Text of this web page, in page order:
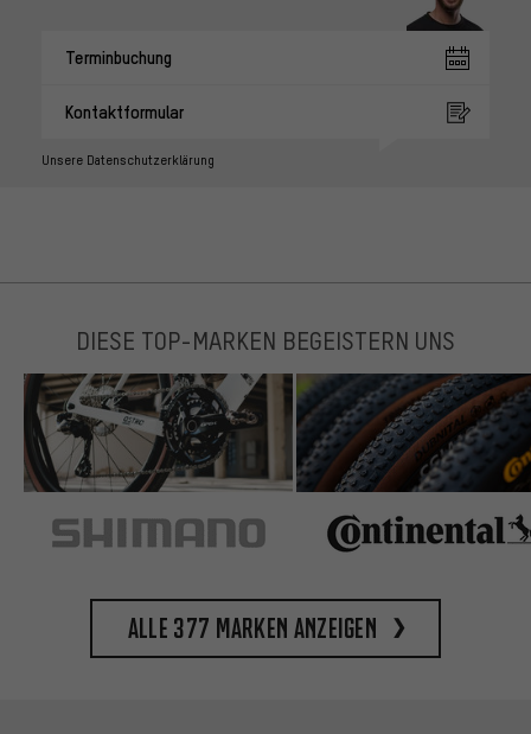
Terminbuchung
Kontaktformular
Unsere Datenschutzerklärung
DIESE TOP-MARKEN BEGEISTERN UNS
Alle 377 Marken anzeigen